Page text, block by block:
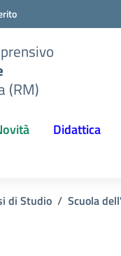
(RM)
Didattica
di Studio Scuola